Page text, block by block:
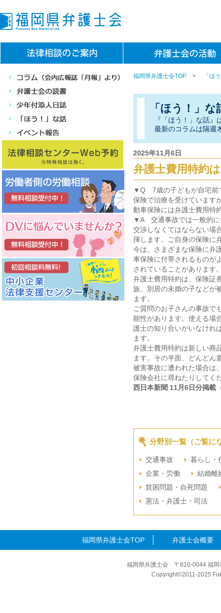
福岡県弁護士会TOP > 「ほ
「ほう！」な
『「ほう！」な話
最新のコラムは隔週
2025年11月6日
弁護士費用特約
▼Q 7歳の子どもが自宅前
保険で治療を受けています
動車保険には弁護士費用特
▼A 交通事故では一般的に
交渉しなくてはならない場
揮します。ご自身の保険に
今は、さまざまな保険に弁
車保険に付帯されるものが
されていることがあります
弁護士費用特約は、保険証
族、別居の未婚の子などが
ます。
ご質問のお子さんの事故で
能性があります。使える場
護士の知り合いがいなけれ
ます。
弁護士費用特約は新しい商
ます。その半面、どんどん
被害事故に遭われた場合は
保険会社に尋ねたりしてく
西日本新聞 11月6日分掲載
分野別一覧（ご覧に
交通事故
暮らし・
企業・労働
結婚離
貧困問題・自死問題
憲法・弁護士・司法
福岡県弁護士会TOP 弁護士会概要
福岡県弁護士会 〒810-0044 福
Copyright©2011-2025